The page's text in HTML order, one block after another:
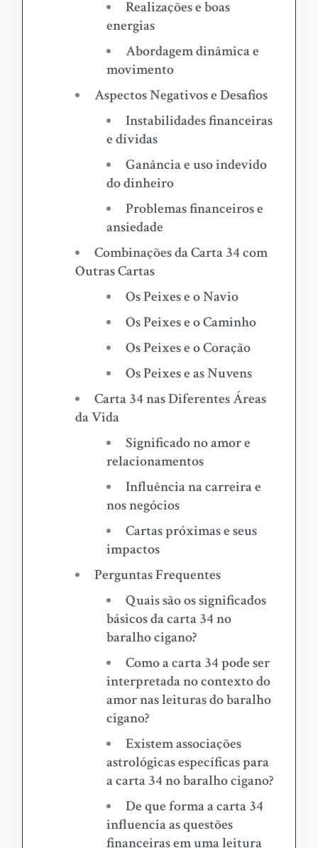
Realizações e boas
energias
Abordagem dinâmica e
movimento
Aspectos Negativos e Desafios
Instabilidades financeiras
e dívidas
Ganância e uso indevido
do dinheiro
Problemas financeiros e
ansiedade
Combinações da Carta 34 com
Outras Cartas
Os Peixes e o Navio
Os Peixes e o Caminho
Os Peixes e o Coração
Os Peixes e as Nuvens
Carta 34 nas Diferentes Áreas
da Vida
Significado no amor e
relacionamentos
Influência na carreira e
nos negócios
Cartas próximas e seus
impactos
Perguntas Frequentes
Quais são os significados
básicos da carta 34 no
baralho cigano?
Como a carta 34 pode ser
interpretada no contexto do
amor nas leituras do baralho
cigano?
Existem associações
astrológicas específicas para
a carta 34 no baralho cigano?
De que forma a carta 34
influencia as questões
financeiras em uma leitura